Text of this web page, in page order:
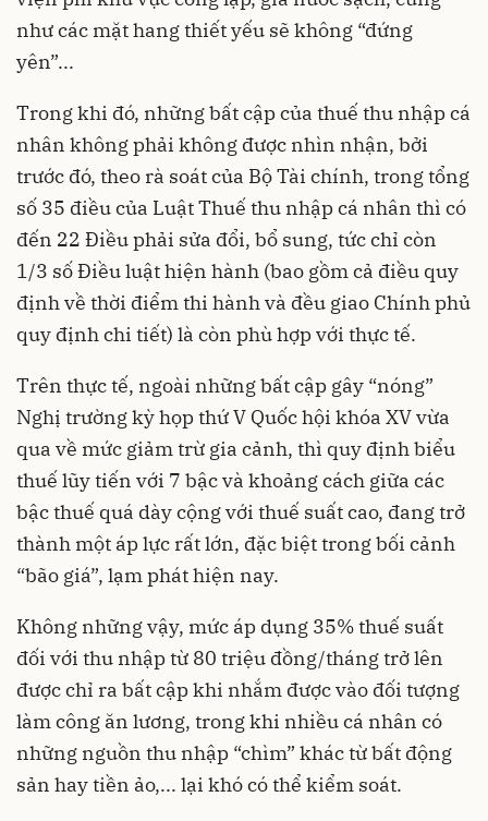
như các mặt hang thiết yếu sẽ không “đứng
yên”...
Trong khi đó, những bất cập của thuế thu nhập cá
nhân không phải không được nhìn nhận, bởi
trước đó, theo rà soát của Bộ Tài chính, trong tổng
số 35 điều của Luật Thuế thu nhập cá nhân thì có
đến 22 Điều phải sửa đổi, bổ sung, tức chỉ còn
1/3 số Điều luật hiện hành (bao gồm cả điều quy
định về thời điểm thi hành và đều giao Chính phủ
quy định chi tiết) là còn phù hợp với thực tế.
Trên thực tế, ngoài những bất cập gây “nóng”
Nghị trường kỳ họp thứ V Quốc hội khóa XV vừa
qua về mức giảm trừ gia cảnh, thì quy định biểu
thuế lũy tiến với 7 bậc và khoảng cách giữa các
bậc thuế quá dày cộng với thuế suất cao, đang trở
thành một áp lực rất lớn, đặc biệt trong bối cảnh
“bão giá”, lạm phát hiện nay.
Không những vậy, mức áp dụng 35% thuế suất
đối với thu nhập từ 80 triệu đồng/tháng trở lên
được chỉ ra bất cập khi nhắm được vào đối tượng
làm công ăn lương, trong khi nhiều cá nhân có
những nguồn thu nhập “chìm” khác từ bất động
sản hay tiền ảo,... lại khó có thể kiểm soát.